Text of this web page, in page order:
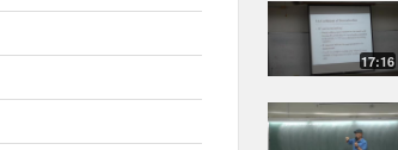
17:16